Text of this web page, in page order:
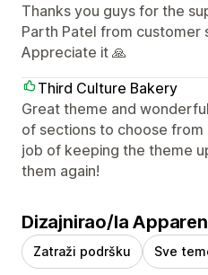
Thanks you guys for the
Parth Patel from customer
Appreciate it 🙏
Third Culture Bakery
Great theme and
of sections to choose
job of keeping the theme
them again!
Dizajnirao/la
Zatraži podršku Sve